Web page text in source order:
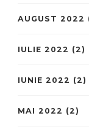
AUGUST 2022
IULIE 2022 (2)
IUNIE 2022 (2)
MAI 2022 (2)